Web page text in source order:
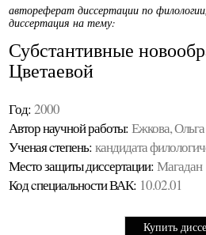
автореферат диссертации по
диссертация на тему:
Субстантивные
Цветаевой
Год: 2000
Автор научной работы: Ежкова,
Ученая cтепень: кандидата
Место защиты диссертации: Магадан
Код cпециальности ВАК: 10.02.01
Купить